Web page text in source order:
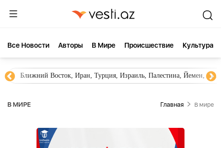
Все Новости Aвторы В Мире Происшествие Культура
Ближний Восток, Иран, Турция, Израиль, Палестина, Йемен,
В МИРЕ Главная В мире